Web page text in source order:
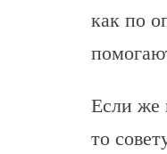
как по
Если же
то